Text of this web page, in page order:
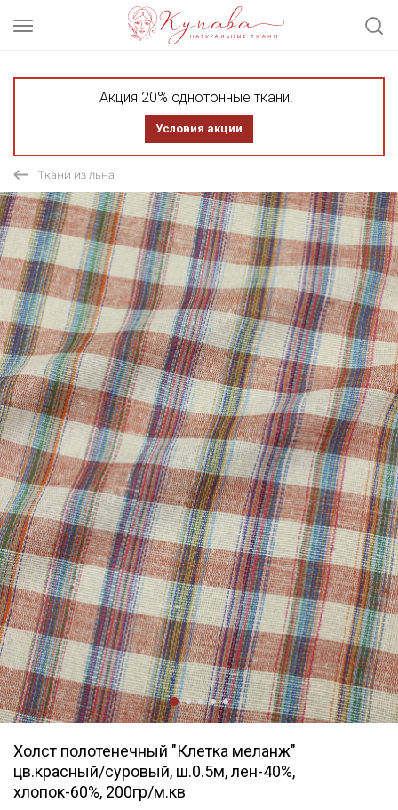
Акция 20% однотонные ткани!
Условия акции
Ткани из льна
Холст полотенечный "Клетка меланж"
цв.красный/суровый, ш.0.5м, лен-40%,
хлопок-60%, 200гр/м.кв